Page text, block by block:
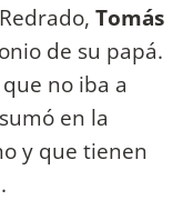
Tomás
de su papá.
no iba a
en la
y que tienen